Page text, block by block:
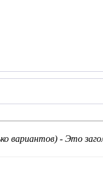
- Это